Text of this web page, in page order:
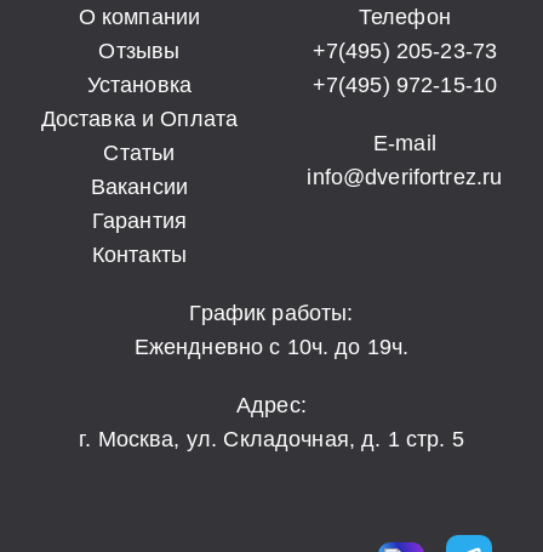
О компании
Отзывы
Установка
Доставка и Оплата
Статьи
Вакансии
Гарантия
Контакты
Телефон
+7(495) 205-23-73
+7(495) 972-15-10
E-mail
info@dverifortrez.ru
График работы:
Ежендневно с 10ч. до 19ч.
Адрес:
г. Москва, ул. Складочная, д. 1 стр. 5